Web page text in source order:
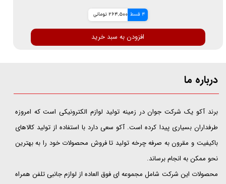
4 قسط 264,500 تومانی
افزودن به سبد خرید
درباره ما
​​​​​​​برند آکو یک شرکت جوان در زمینه تولید لوازم الکترونیکی است که امروزه
طرفداران بسیاری پیدا کرده است. آکو سعی دارد با استفاده از تولید کالاهای
باکیفیت و مقرون به صرفه چرخه تولید تا فروش محصولات خود را به بهترین
نحو ممکن به انجام برساند.
محصولات این شرکت شامل مجموعه ای فوق العاده از لوازم جانبی تلفن همراه